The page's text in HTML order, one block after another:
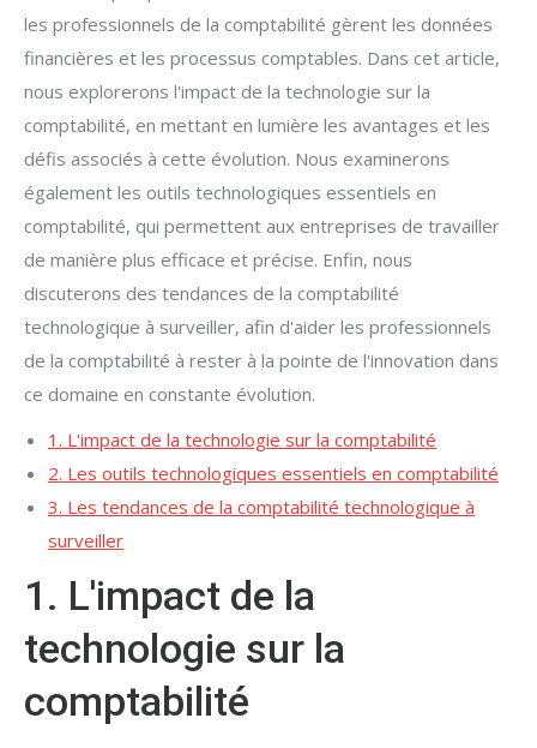
les professionnels de la comptabilité gèrent les données
financières et les processus comptables. Dans cet article,
nous explorerons l'impact de la technologie sur la
comptabilité, en mettant en lumière les avantages et les
défis associés à cette évolution. Nous examinerons
également les outils technologiques essentiels en
comptabilité, qui permettent aux entreprises de travailler
de manière plus efficace et précise. Enfin, nous
discuterons des tendances de la comptabilité
technologique à surveiller, afin d'aider les professionnels
de la comptabilité à rester à la pointe de l'innovation dans
ce domaine en constante évolution.
1. L'impact de la technologie sur la comptabilité
2. Les outils technologiques essentiels en comptabilité
3. Les tendances de la comptabilité technologique à
surveiller
1. L'impact de la
technologie sur la
comptabilité